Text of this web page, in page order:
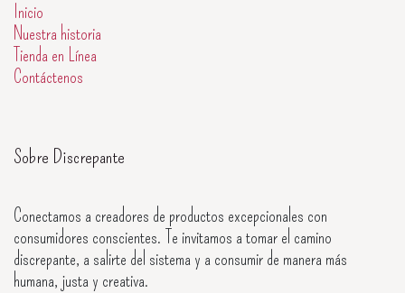
Inicio
Nuestra historia
Tienda en Línea
Contáctenos
Sobre Discrepante
Conectamos a creadores de productos excepcionales con
consumidores conscientes. Te invitamos a tomar el camino
discrepante, a salirte del sistema y a consumir de manera más
humana, justa y creativa.